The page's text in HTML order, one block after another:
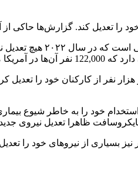
کند. گزارش‌ها حاکی از آن است که
در ماه اکتبر کمتر از هزار نفر از
خود را به خاطر شیوع
تعدیل نیروی جدید خود را قبل از
بسیاری از نیروهای خود را